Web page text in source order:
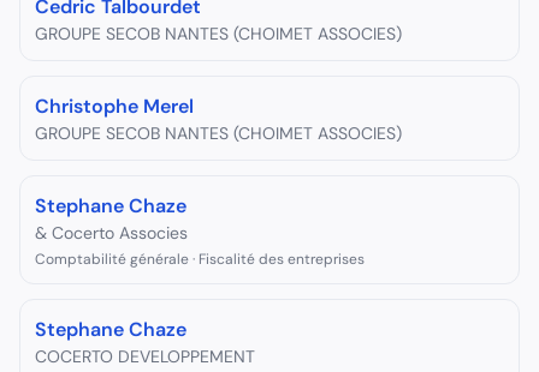
Cedric Talbourdet
GROUPE SECOB NANTES (CHOIMET ASSOCIES)
Christophe Merel
GROUPE SECOB NANTES (CHOIMET ASSOCIES)
Stephane Chaze
& Cocerto Associes
Comptabilité générale · Fiscalité des entreprises
Stephane Chaze
COCERTO DEVELOPPEMENT